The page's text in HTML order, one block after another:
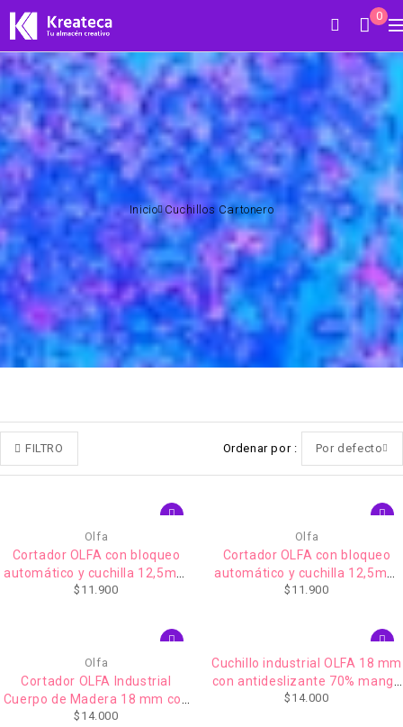
0
Inicio Cuchillos Cartonero
FILTRO Ordenar por Por defecto
Olfa
Cortador OLFA con bloqueo
automático y cuchilla 12,5mm
Celeste
$ 11.900
Olfa
Cortador OLFA con bloqueo
automático y cuchilla 12,5mm
Rosado
$ 11.900
Olfa
Cortador OLFA Industrial
Cuerpo de Madera 18 mm con
antideslizante Seguro
$ 14.000
Cuchillo industrial OLFA 18 mm
con antideslizante 70% mango
madera
$ 14.000